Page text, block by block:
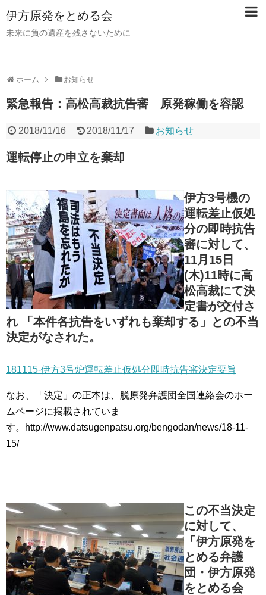
伊方原発をとめる会
未来に負の遺産を残さないために
ホーム お知らせ
緊急報告：高松高裁抗告審 原発稼働を容認
2018/11/16 2018/11/17 お知らせ
運転停止の申立を棄却
伊方3号機の
運転差止仮処
分の即時抗告
審に対して、
11月15日
(木)11時に高
松高裁にて決
定書が交付さ
れ 「本件各抗告をいずれも棄却する」との不当
決定がなされた。
181115-伊方3号炉運転差止仮処分即時抗告審決定要旨
なお、「決定」の正本は、脱原発弁護団全国連絡会のホー
ムページに掲載されていま
す。http://www.datsugenpatsu.org/bengodan/news/18-11-
15/
この不当決定
に対して、
「伊方原発を
とめる弁護
団・伊方原発
をとめる会